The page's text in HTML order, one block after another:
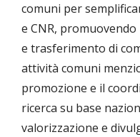
comuni per
e CNR,
e trasferimento di
attività comuni
promozione e il
ricerca su base
valorizzazione e